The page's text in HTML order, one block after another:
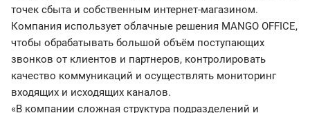
точек сбыта и собственным интернет-магазином.
Компания использует облачные решения MANGO OFFICE,
чтобы обрабатывать большой объём поступающих
звонков от клиентов и партнеров, контролировать
качество коммуникаций и осуществлять мониторинг
входящих и исходящих каналов.
«В компании сложная структура подразделений и